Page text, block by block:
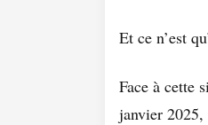
Et ce n’est
Face à cette
janvier 2025,